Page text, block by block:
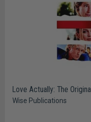
Love Actually: The
Wise Publications